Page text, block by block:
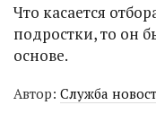
Что касается
подростки, то он
основе.
Автор: Служба